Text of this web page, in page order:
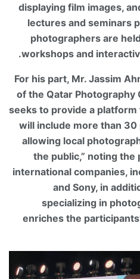
displaying film images,
lectures and seminars
photographers are
workshops and
For his part, Mr. Jassim
of the Qatar Photography
seeks to provide a
will include more than
allowing local
the public,” noting
international companies,
and Sony, in
specializing in
enriches the